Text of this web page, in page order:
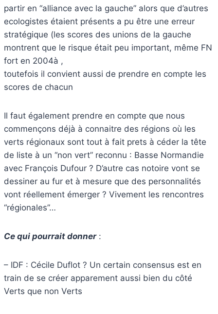
partir en “alliance avec la gauche” alors que d’autres
ecologistes étaient présents a pu être une erreur
stratégique (les scores des unions de la gauche
montrent que le risque était peu important, même FN
fort en 2004à ,
toutefois il convient aussi de prendre en compte les
scores de chacun
Il faut également prendre en compte que nous
commençons déjà à connaitre des régions où les
verts régionaux sont tout à fait prets à céder la tête
de liste à un “non vert” reconnu : Basse Normandie
avec François Dufour ? D’autre cas notoire vont se
dessiner au fur et à mesure que des personnalités
vont réellement émerger ? Vivement les rencontres
“régionales”…
Ce qui pourrait donner:
– IDF : Cécile Duflot ? Un certain consensus est en
train de se créer apparement aussi bien du côté
Verts que non Verts